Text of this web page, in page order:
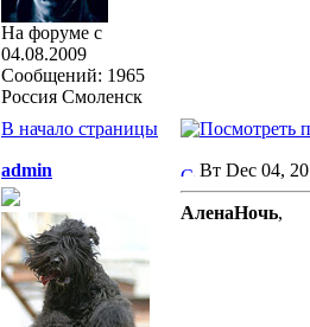
На форуме с
04.08.2009
Сообщений: 1965
Россия Смоленск
В начало страницы
admin Вт Dec 04,
АленаНочь,